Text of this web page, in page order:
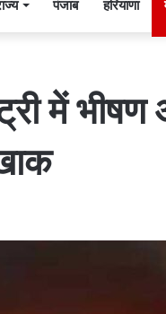
पंजाब हरियाणा
में भीषण